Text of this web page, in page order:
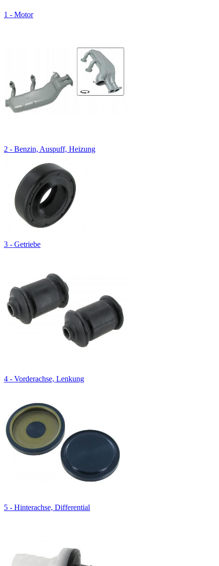
1 - Motor
2 - Benzin, Auspuff, Heizung
3 - Getriebe
4 - Vorderachse, Lenkung
5 - Hinterachse, Differential